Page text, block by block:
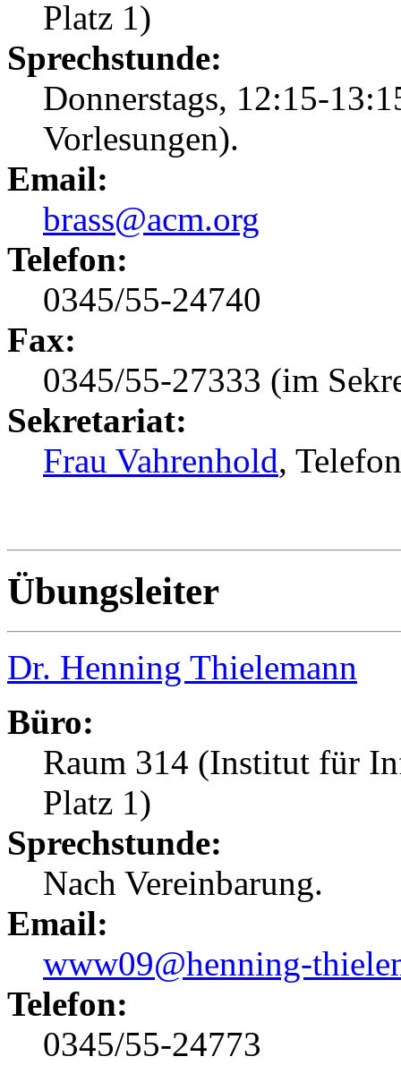
Platz 1)
Sprechstunde:
Donnerstags, 12:15-
Vorlesungen).
Email:
brass@acm.org
Telefon:
0345/55-24740
Fax:
0345/55-27333 (im
Sekretariat:
Frau Vahrenhold,
Übungsleiter
Dr. Henning Thielemann
Büro:
Raum 314 (Institut für
Platz 1)
Sprechstunde:
Nach Vereinbarung.
Email:
www09@henning-
Telefon:
0345/55-24773